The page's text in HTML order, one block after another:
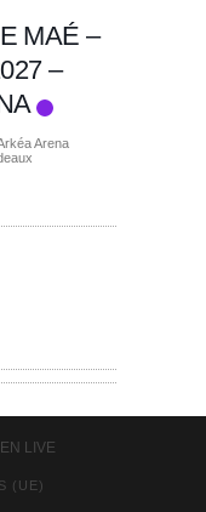
MAÉ –
–
Arena
LIVE
(UE)